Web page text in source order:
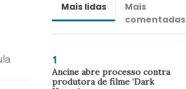
Mais lidas
Mais
comentadas
1
Ancine abre processo contra
produtora de filme ‘Dark